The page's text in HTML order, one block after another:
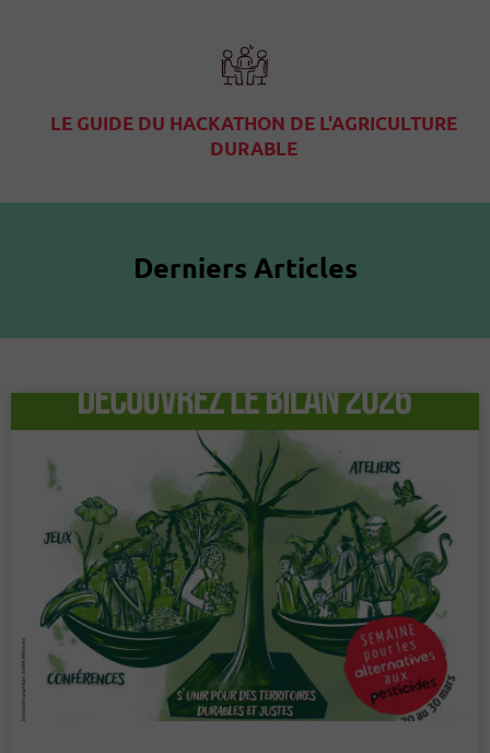
LE GUIDE DU HACKATHON DE L'AGRICULTURE
DURABLE
Derniers Articles